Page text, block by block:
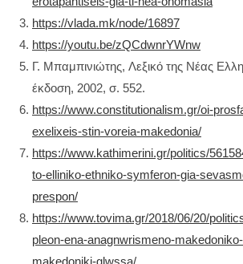
https://vlada.mk/node/16897
https://youtu.be/zQCdwnrYWnw
Γ. Μπαμπινιώτης, Λεξικό της Νέας
έκδοση, 2002, σ. 552.
https://www.constitutionalism.gr/oi-
exelixeis-stin-voreia-makedonia/
https://www.kathimerini.gr/politics/
to-elliniko-ethniko-symferon-gia-
prespon/
https://www.tovima.gr/2018/06/20/
pleon-ena-anagnwrismeno-